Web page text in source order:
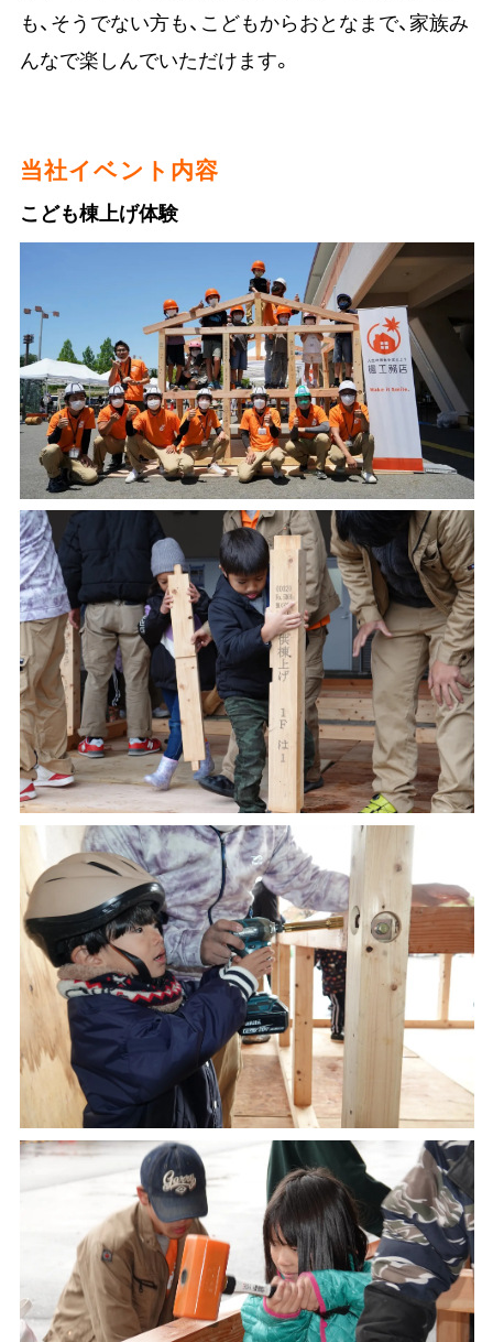
も、そうでない方も、こどもからおとなまで、家族み
んなで楽しんでいただけます。
当社イベント内容
こども棟上げ体験